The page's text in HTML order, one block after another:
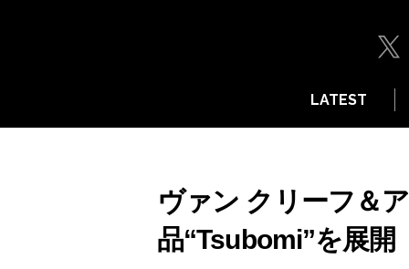
LATEST
ヴァン クリーフ＆
品“Tsubomi”を展開